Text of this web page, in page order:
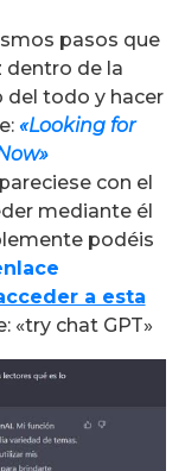
pasos que
dentro de la
del todo y hacer
«Looking for
con el
mediante él
podéis
a esta
«try chat GPT»